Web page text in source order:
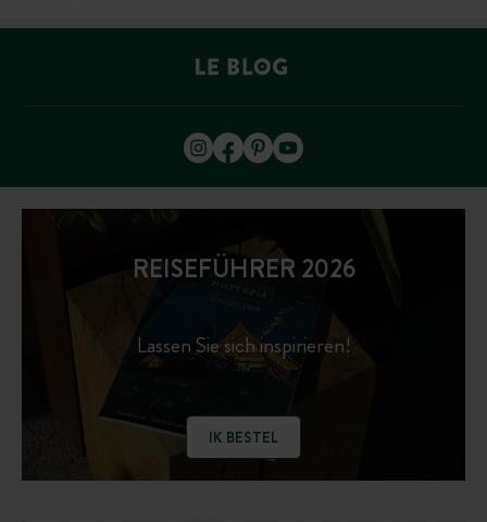
REISEFÜHRER 2026
Lassen Sie sich inspirieren!
IK BESTEL